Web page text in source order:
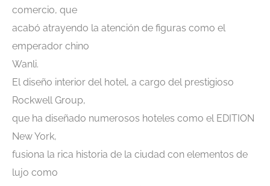
comercio, que
acabó atrayendo la atención de figuras como el
emperador chino
Wanli.
El diseño interior del hotel, a cargo del prestigioso
Rockwell Group,
que ha diseñado numerosos hoteles como el EDITION
New York,
fusiona la rica historia de la ciudad con elementos de
lujo como